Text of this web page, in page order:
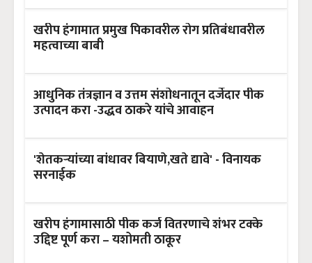
खरीप हंगामात प्रमुख पिकावरील रोग प्रतिबंधावरील
महत्वाच्या बाबी
आधुनिक तंत्रज्ञान व उत्तम संशोधनातून दर्जेदार पीक
उत्पादन करा -उद्धव ठाकरे यांचे आवाहन
'शेतकऱ्यांच्या बांधावर बियाणे,खते द्यावे' - विनायक
सरनाईक
खरीप हंगामासाठी पीक कर्ज वितरणाचे शंभर टक्के
उद्दिष्ट पूर्ण करा – यशोमती ठाकूर